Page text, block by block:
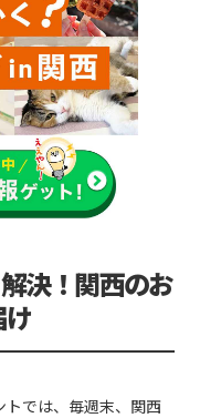
決！関西のお
トでは、毎週末、関西